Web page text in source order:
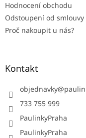
Hodnocení obchodu
Odstoupení od smlouvy
Proč nakoupit u nás?
Kontakt
objednavky@
733 755 999
PaulinkyPraha
PaulinkyPraha